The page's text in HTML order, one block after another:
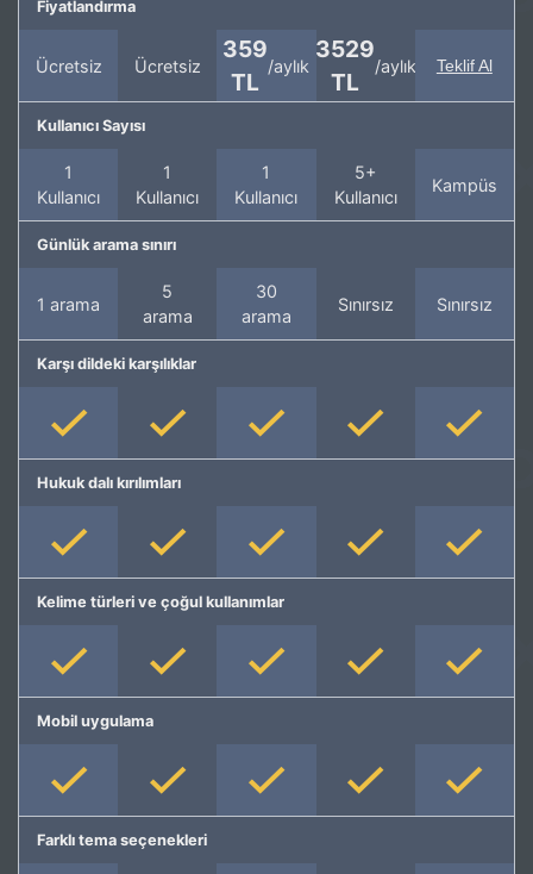
Fiyatlandırma
Ücretsiz Ücretsiz
359
TL
/aylık
3529
TL
/aylık Teklif Al
Kullanıcı Sayısı
1
Kullanıcı
1
Kullanıcı
1
Kullanıcı
5+
Kullanıcı
Kampüs
Günlük arama sınırı
1 arama
5
arama
30
arama
Sınırsız Sınırsız
Karşı dildeki karşılıklar
Hukuk dalı kırılımları
Kelime türleri ve çoğul kullanımlar
Mobil uygulama
Farklı tema seçenekleri